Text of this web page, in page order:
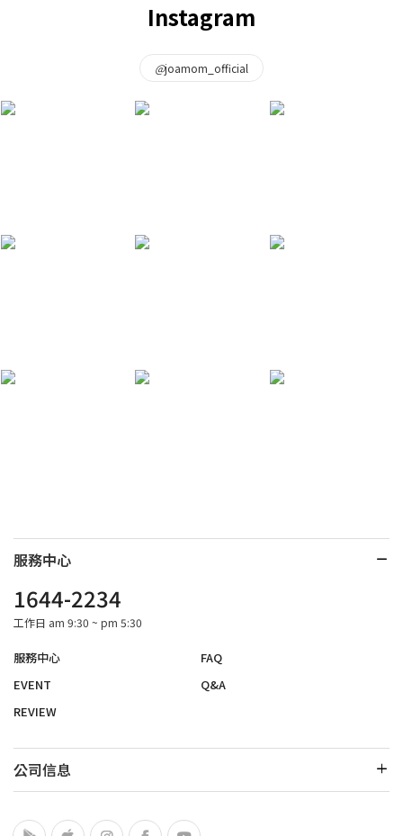
Instagram
@joamom_official
服務中心
1644-2234
工作日 am 9:30 ~ pm 5:30
服務中心
FAQ
EVENT
Q&A
REVIEW
公司信息